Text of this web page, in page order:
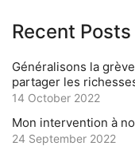
Recent Posts
Généralisons la
partager les
14 October 2022
Mon intervention à
24 September 2022